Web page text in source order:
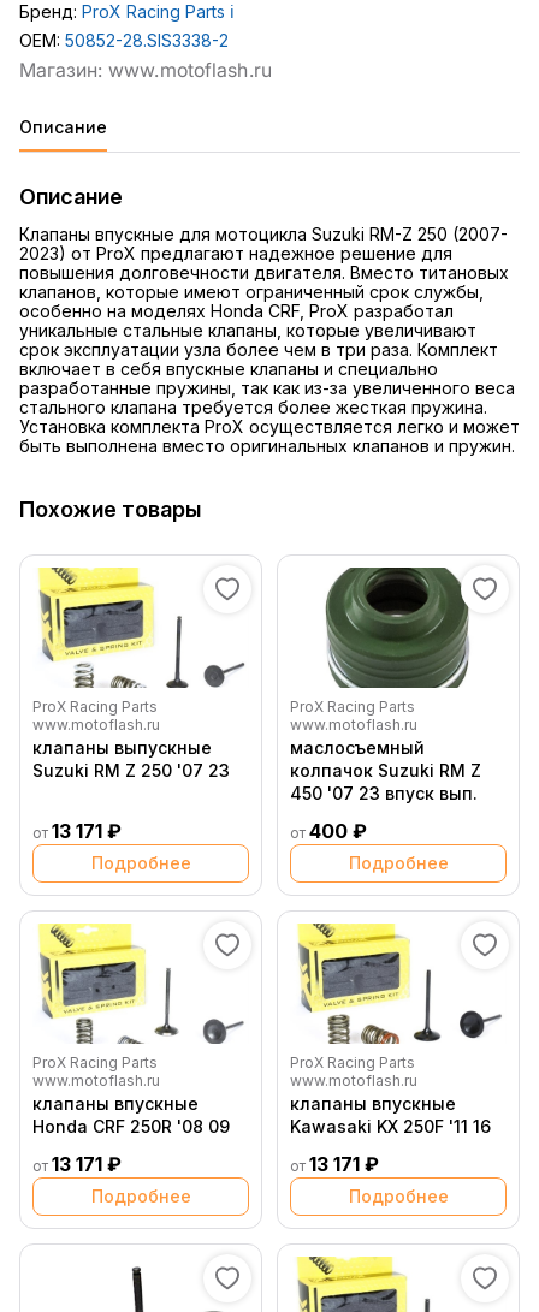
Бренд: ProX Racing Parts ℹ️
OEM: 50852-28.SIS3338-2
Описание
Описание
Клапаны впускные для мотоцикла Suzuki RM-Z 250 (2007-
2023) от ProX предлагают надежное решение для
повышения долговечности двигателя. Вместо титановых
клапанов, которые имеют ограниченный срок службы,
особенно на моделях Honda CRF, ProX разработал
уникальные стальные клапаны, которые увеличивают
срок эксплуатации узла более чем в три раза. Комплект
включает в себя впускные клапаны и специально
разработанные пружины, так как из-за увеличенного веса
стального клапана требуется более жесткая пружина.
Установка комплекта ProX осуществляется легко и может
быть выполнена вместо оригинальных клапанов и пружин.
Похожие товары
ProX Racing Parts
www.motoflash.ru
клапаны выпускные
Suzuki RM Z 250 '07 23
от 13 171 ₽
Подробнее
ProX Racing Parts
www.motoflash.ru
маслосъемный
колпачок Suzuki RM Z
450 '07 23 впуск вып.
от 400 ₽
Подробнее
ProX Racing Parts
www.motoflash.ru
клапаны впускные
Honda CRF 250R '08 09
от 13 171 ₽
Подробнее
ProX Racing Parts
www.motoflash.ru
клапаны впускные
Kawasaki KX 250F '11 16
от 13 171 ₽
Подробнее